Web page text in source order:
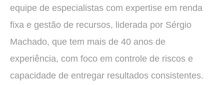
equipe de especialistas com expertise em renda
fixa e gestão de recursos, liderada por Sérgio
Machado, que tem mais de 40 anos de
experiência, com foco em controle de riscos e
capacidade de entregar resultados consistentes.